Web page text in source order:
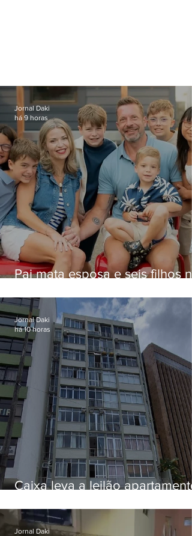
Pai mata esposa e seis filhos
Jornal Daki
há 9 horas
Caixa leva a leilão apartamento
Botafogo
Jornal Daki
há 10 horas
Jornal Daki